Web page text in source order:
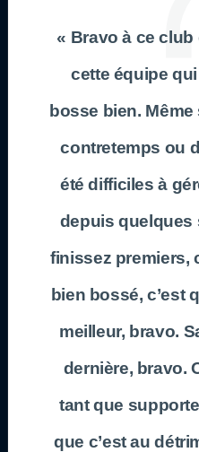
« Bravo à ce
cette équipe
bosse bien. Même
contretemps ou
été difficiles à
depuis quelques
finissez premiers,
bien bossé, c’est
meilleur, bravo.
dernière, bravo.
tant que
que c’est au